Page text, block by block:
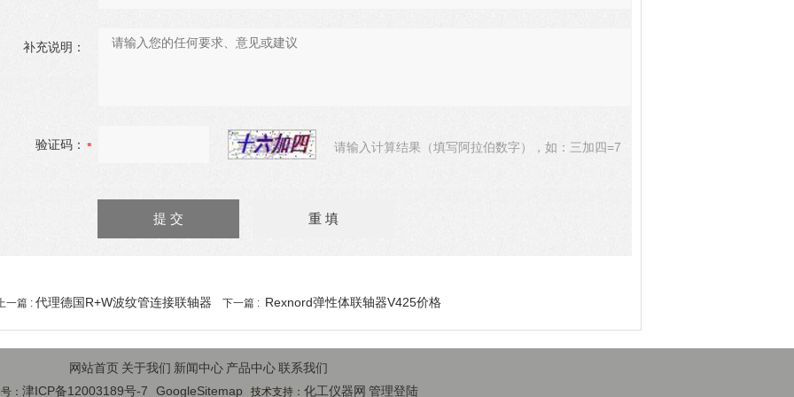
补充说明：
验证码： 请输入计算结果（填写阿拉伯数字），如：三加四=7
一篇 : 代理德国R+W波纹管连接联轴器 下一篇 : Rexnord弹性体联轴器V425价格
网站首页 关于我们 新闻中心 产品中心联系我们
： 津ICP备12003189号-7 GoogleSitemap 技术支持： 化工仪器网 管理登陆